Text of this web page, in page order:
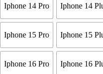
Iphone 14
Iphone 14 Pro
Iphone 15
Iphone 15 Pro
Iphone 16
Iphone 16 Pro